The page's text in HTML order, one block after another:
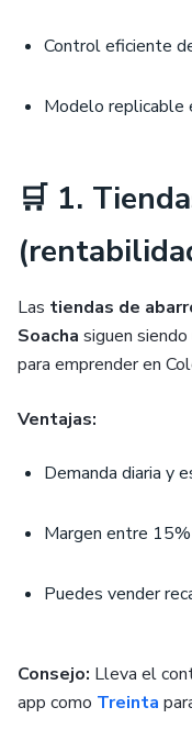
Control eficiente
Modelo replicable
🛒 1.
Las tiendas de
Soacha siguen
para emprender en
Ventajas:
Demanda diaria y
Margen entre
Puedes vender
Consejo: Lleva el
app como Treinta